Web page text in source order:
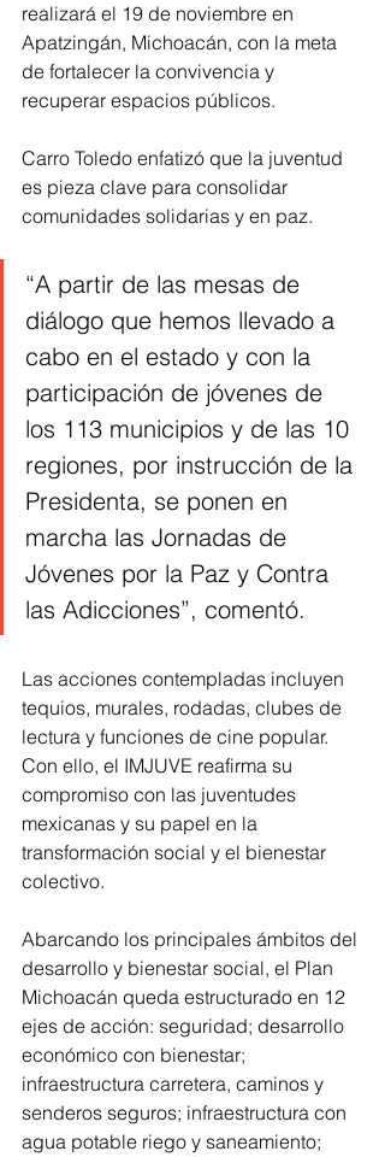
realizará el 19 de noviembre en
Apatzingán, Michoacán, con la meta
de fortalecer la convivencia y
recuperar espacios públicos.
Carro Toledo enfatizó que la juventud
es pieza clave para consolidar
comunidades solidarias y en paz.
“A partir de las mesas de
diálogo que hemos llevado a
cabo en el estado y con la
participación de jóvenes de
los 113 municipios y de las 10
regiones, por instrucción de la
Presidenta, se ponen en
marcha las Jornadas de
Jóvenes por la Paz y Contra
las Adicciones”, comentó.
Las acciones contempladas incluyen
tequios, murales, rodadas, clubes de
lectura y funciones de cine popular.
Con ello, el IMJUVE reafirma su
compromiso con las juventudes
mexicanas y su papel en la
transformación social y el bienestar
colectivo.
Abarcando los principales ámbitos del
desarrollo y bienestar social, el Plan
Michoacán queda estructurado en 12
ejes de acción: seguridad; desarrollo
económico con bienestar;
infraestructura carretera, caminos y
senderos seguros; infraestructura con
agua potable riego y saneamiento;